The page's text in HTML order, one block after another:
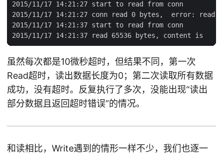
2015/11/17 14:21:27 start to read from conn
2015/11/17 14:21:27 conn read 0 bytes,  error: read
2015/11/17 14:21:37 start to read from conn
虽然每次都是10微秒超时，但结果不同，第一次
Read超时，读出数据长度为0；第二次读取所有数据
成功，没有超时。反复执行了多次，没能出现“读出
部分数据且返回超时错误”的情况。
和读相比，Write遇到的情形一样不少，我们也逐一